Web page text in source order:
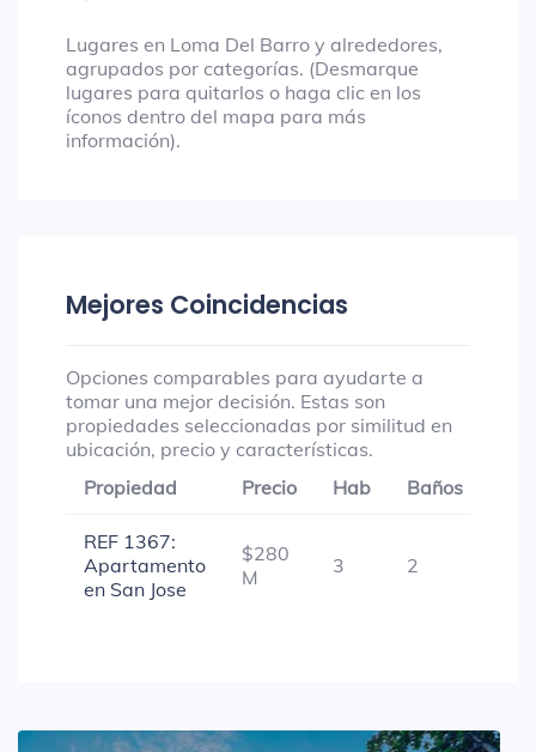
Lugares en Loma Del Barro y alrededores,
agrupados por categorías. (Desmarque
lugares para quitarlos o haga clic en los
íconos dentro del mapa para más
información).
Mejores Coincidencias
Opciones comparables para ayudarte a
tomar una mejor decisión. Estas son
propiedades seleccionadas por similitud en
ubicación, precio y características.
Propiedad
Precio Hab Baños
REF 1367:
Apartamento
en San Jose
$280
M
3 2